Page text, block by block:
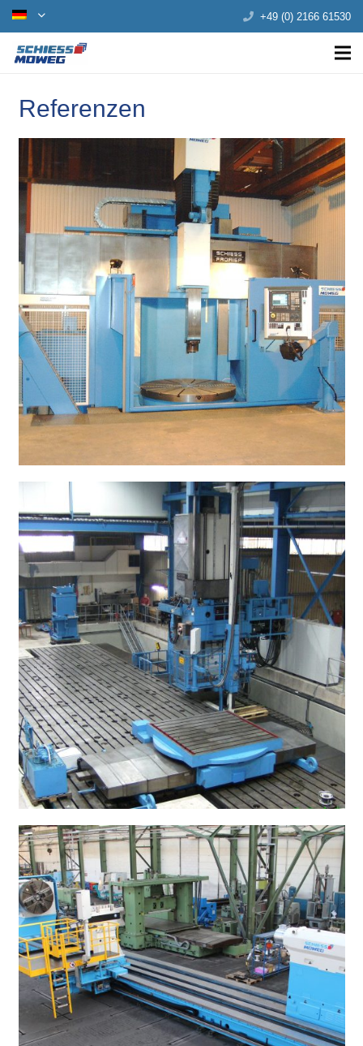
+49 (0) 2166 61530
Referenzen
CNC Karusselldrehmaschine SCHIESS 20
DSC 180
CNC Plattenbohrwerk SCHIESS 1 FB 180